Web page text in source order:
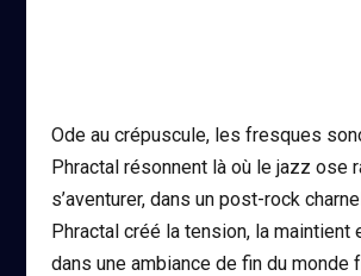
Ode au crépuscule, les fresques
Phractal résonnent là où le jazz ose
s’aventurer, dans un post-rock
Phractal créé la tension, la maintient
dans une ambiance de fin du monde